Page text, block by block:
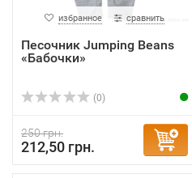
избранное сравнить
Песочник Jumping Beans
«Бабочки»
(0)
250 грн.
212,50 грн.